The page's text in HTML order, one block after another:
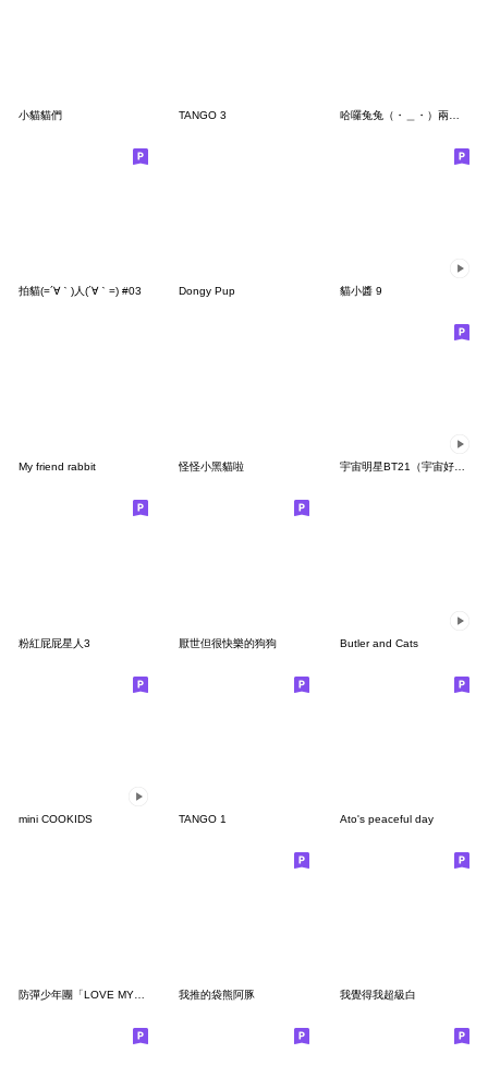
小貓貓們 TANGO 3 哈囉兔兔（・＿・）兩點一線篇
拍貓(=´∀｀)人(´∀｀=) #03 Dongy Pup 貓小醬 9
My friend rabbit 怪怪小黑貓啦 宇宙明星BT21（宇宙好友第二彈）
粉紅屁屁星人3 厭世但很快樂的狗狗 Butler and Cats
mini COOKIDS TANGO 1 Ato's peaceful day
防彈少年團「LOVE MYSELF」 我推的袋熊阿豚 我覺得我超級白